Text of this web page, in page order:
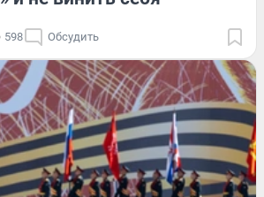
598 Обсудить